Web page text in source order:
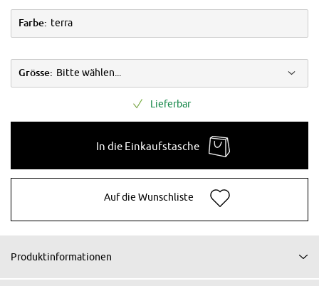
Farbe: terra
Grösse: Bitte wählen...
Lieferbar
In die Einkaufstasche
Auf die Wunschliste
Produktinformationen